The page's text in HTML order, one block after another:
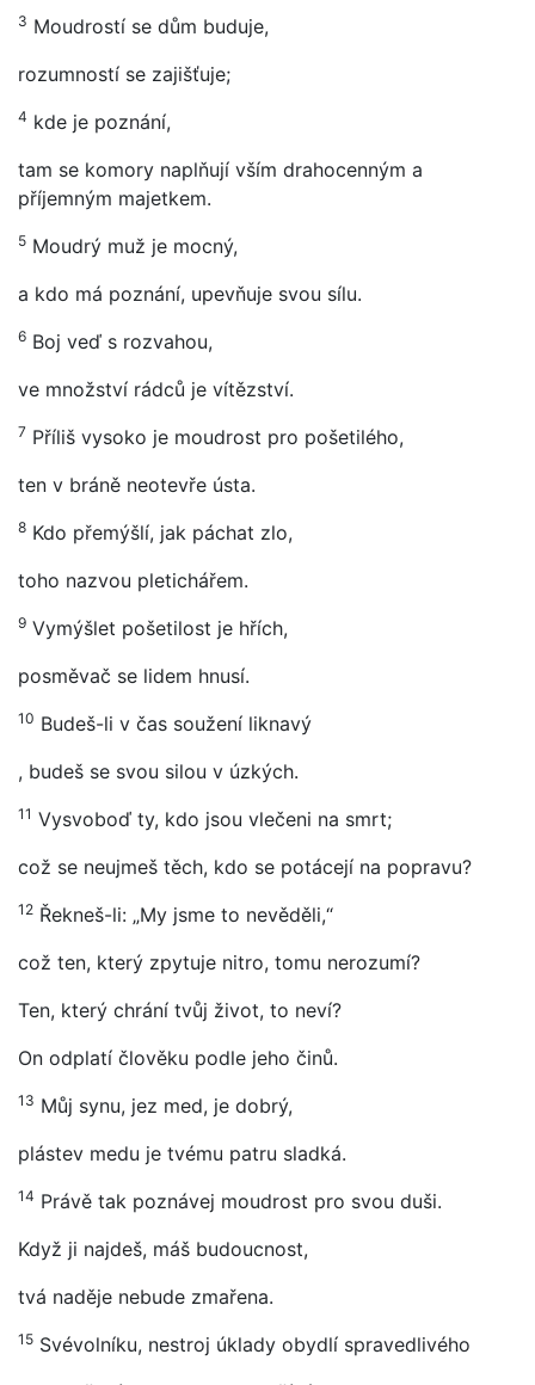
3 Moudrostí se dům buduje,
rozumností se zajišťuje;
4 kde je poznání,
tam se komory naplňují vším drahocenným a
příjemným majetkem.
5 Moudrý muž je mocný,
a kdo má poznání, upevňuje svou sílu.
6 Boj veď s rozvahou,
ve množství rádců je vítězství.
7 Příliš vysoko je moudrost pro pošetilého,
ten v bráně neotevře ústa.
8 Kdo přemýšlí, jak páchat zlo,
toho nazvou pletichářem.
9 Vymýšlet pošetilost je hřích,
posměvač se lidem hnusí.
10 Budeš-li v čas soužení liknavý
, budeš se svou silou v úzkých.
11 Vysvoboď ty, kdo jsou vlečeni na smrt;
což se neujmeš těch, kdo se potácejí na popravu?
12 Řekneš-li: „My jsme to nevěděli,“
což ten, který zpytuje nitro, tomu nerozumí?
Ten, který chrání tvůj život, to neví?
On odplatí člověku podle jeho činů.
13 Můj synu, jez med, je dobrý,
plástev medu je tvému patru sladká.
14 Právě tak poznávej moudrost pro svou duši.
Když ji najdeš, máš budoucnost,
tvá naděje nebude zmařena.
15 Svévolníku, nestroj úklady obydlí spravedlivého